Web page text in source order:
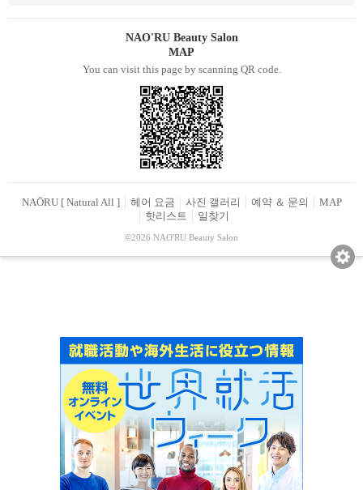
NAO'RU Beauty Salon
MAP
You can visit this page by scanning QR code.
NAŌRU [ Natural All ] 헤어 요금 사진 갤러리 예약 ＆ 문의
MAP
핫리스트
일찾기
©2026 NAO'RU Beauty Salon